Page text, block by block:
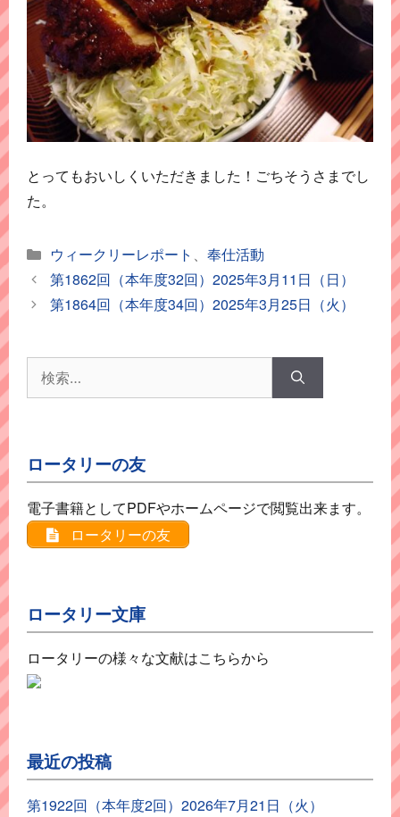
とってもおいしくいただきました！ごちそうさまでし
た。
カ
テ
ゴ
リ
ウィークリーレポート 、 奉仕活動
第1862回（本年度32回）2025年3月11日（日）
第1864回（本年度34回）2025年3月25日（火）
索:
ロータリーの友
電子書籍としてPDFやホームページで閲覧出来ます。
ロータリーの友
ロータリー文庫
ロータリーの様々な文献はこちらから
最近の投稿
第1922回（本年度2回）2026年7月21日（火）